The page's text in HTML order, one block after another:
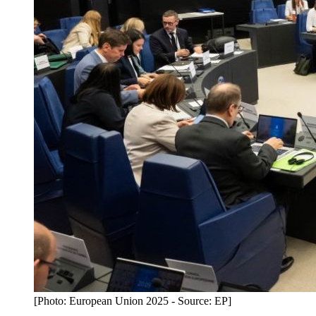
[Photo: European Union 2025 - Source: EP]